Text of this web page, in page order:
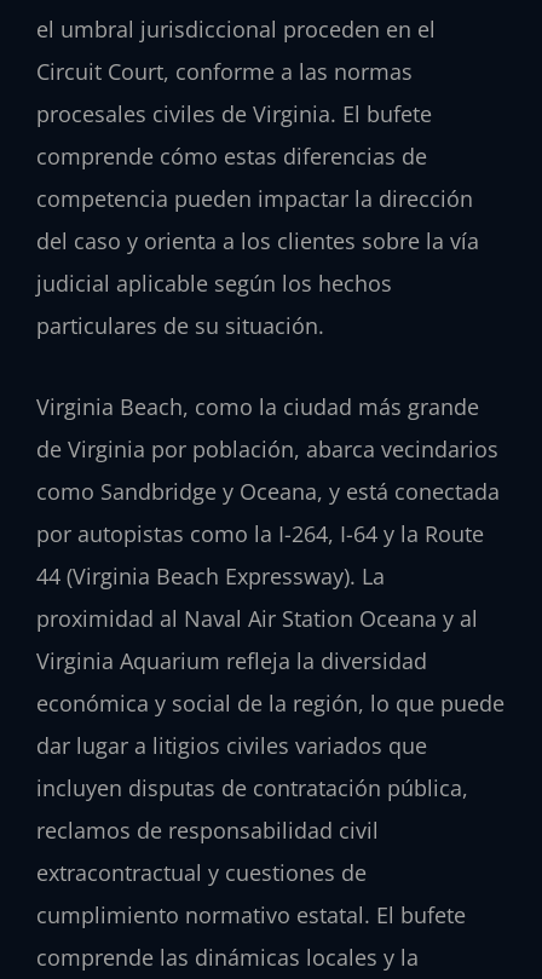
el umbral jurisdiccional proceden en el
Circuit Court, conforme a las normas
procesales civiles de Virginia. El bufete
comprende cómo estas diferencias de
competencia pueden impactar la dirección
del caso y orienta a los clientes sobre la vía
judicial aplicable según los hechos
particulares de su situación.
Virginia Beach, como la ciudad más grande
de Virginia por población, abarca vecindarios
como Sandbridge y Oceana, y está conectada
por autopistas como la I-264, I-64 y la Route
44 (Virginia Beach Expressway). La
proximidad al Naval Air Station Oceana y al
Virginia Aquarium refleja la diversidad
económica y social de la región, lo que puede
dar lugar a litigios civiles variados que
incluyen disputas de contratación pública,
reclamos de responsabilidad civil
extracontractual y cuestiones de
cumplimiento normativo estatal. El bufete
comprende las dinámicas locales y la